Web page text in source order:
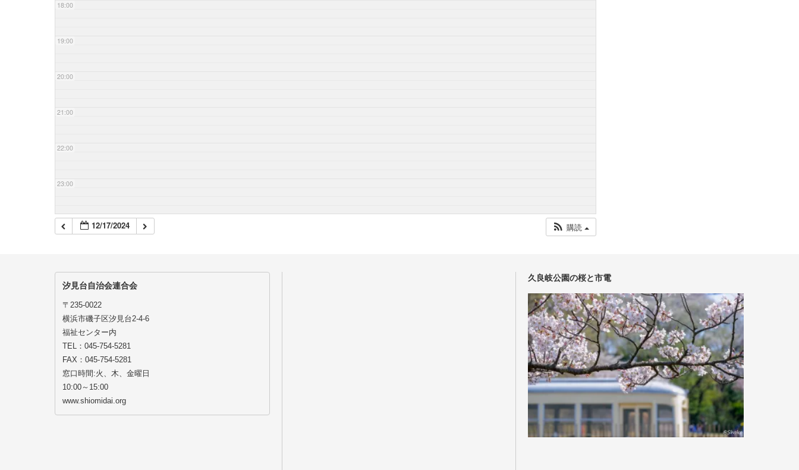
18:00
19:00
20:00
21:00
22:00
23:00
12/17/2024 購読
汐見台自治会連合会
〒235-0022
横浜市磯子区汐見台2-4-6
福祉センター内
TEL：045-754-5281
FAX：045-754-5281
窓口時間:火、木、金曜日
10:00～15:00
www.shiomidai.org
久良岐公園の桜と市電